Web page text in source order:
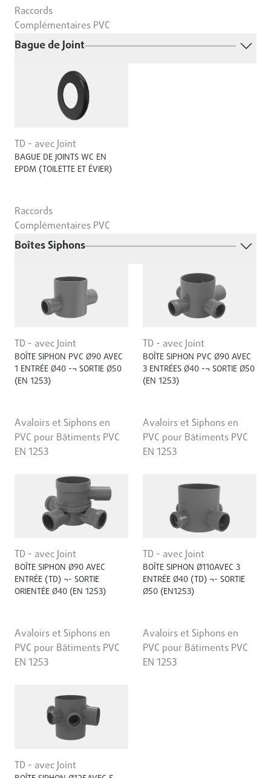
Raccords
Complémentaires PVC
Bague de Joint
TD - avec Joint
BAGUE DE JOINTS WC EN
EPDM (TOILETTE ET ÉVIER)
Raccords
Complémentaires PVC
Boîtes Siphons
TD - avec Joint
BOÎTE SIPHON PVC Ø90 AVEC
1 ENTRÉE Ø40 -¬ SORTIE Ø50
(EN 1253)
Avaloirs et Siphons en
PVC pour Bâtiments PVC
EN 1253
TD - avec Joint
BOÎTE SIPHON PVC Ø90 AVEC
3 ENTRÉES Ø40 -¬ SORTIE Ø50
(EN 1253)
Avaloirs et Siphons en
PVC pour Bâtiments PVC
EN 1253
TD - avec Joint
BOÎTE SIPHON Ø90 AVEC
ENTRÉE (TD) ¬- SORTIE
ORIENTÉE Ø40 (EN 1253)
Avaloirs et Siphons en
PVC pour Bâtiments PVC
EN 1253
TD - avec Joint
BOÎTE SIPHON Ø110AVEC 3
ENTRÉE Ø40 (TD) ¬- SORTIE
Ø50 (EN1253)
Avaloirs et Siphons en
PVC pour Bâtiments PVC
EN 1253
TD - avec Joint